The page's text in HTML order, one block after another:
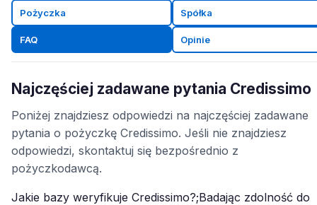
Pożyczka Spółka
FAQ Opinie
Najczęściej zadawane pytania Credissimo
Poniżej znajdziesz odpowiedzi na najczęściej zadawane
pytania o pożyczkę Credissimo. Jeśli nie znajdziesz
odpowiedzi, skontaktuj się bezpośrednio z
pożyczkodawcą.
Jakie bazy weryfikuje Credissimo?;Badając zdolność do